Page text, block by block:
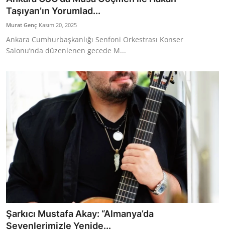
Taşıyan’ın Yorumlad...
Murat Genç Kasım 20, 2025
Ankara Cumhurbaşkanlığı Senfoni Orkestrası Konser
Salonu’nda düzenlenen gecede M...
Şarkıcı Mustafa Akay: “Almanya’da
Sevenlerimizle Yenide...